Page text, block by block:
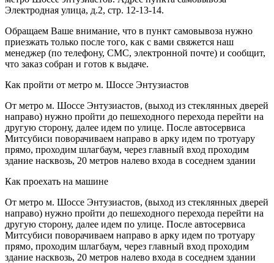
Электродная улица, д.2, стр. 12-13-14.
Обращаем Ваше внимание, что в пункт самовывоза нужно
приезжать только после того, как с вами свяжется наш
менеджер (по телефону, СМС, электронной почте) и сообщит,
что заказ собран и готов к выдаче.
Как пройти от метро м. Шоссе Энтузиастов
От метро м. Шоссе Энтузиастов, (выход из стеклянных дверей
направо) нужно пройти до пешеходного перехода перейти на
другую сторону, далее идем по улице. После автосервиса
Митсубиси поворачиваем направо в арку идем по тротуару
прямо, проходим шлагбаум, через главный вход проходим
здание насквозь, 20 метров налево входа в соседнем здании
Как проехать на машине
От метро м. Шоссе Энтузиастов, (выход из стеклянных дверей
направо) нужно пройти до пешеходного перехода перейти на
другую сторону, далее идем по улице. После автосервиса
Митсубиси поворачиваем направо в арку идем по тротуару
прямо, проходим шлагбаум, через главный вход проходим
здание насквозь, 20 метров налево входа в соседнем здании